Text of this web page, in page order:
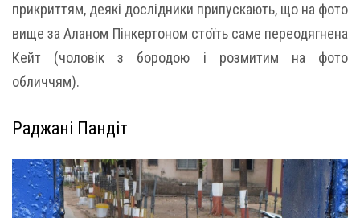
прикриттям, деякі дослідники припускають, що на фото
вище за Аланом Пінкертоном стоїть саме переодягнена
Кейт (чоловік з бородою і розмитим на фото
обличчям).
Раджані Пандіт